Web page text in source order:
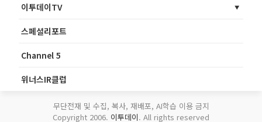
이투데이TV
스페셜리포트
Channel 5
위너스IR클럽
무단전재 및 수집, 복사, 재배포, AI학습 이용 금지
Copyright 2006. 이투데이. All rights reserved